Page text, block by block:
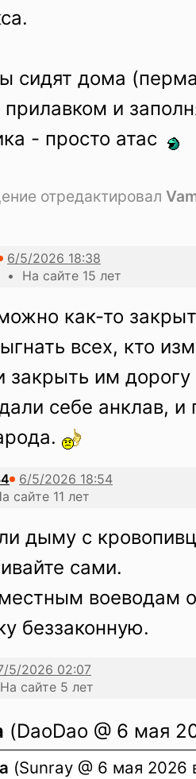
сидят дома
прилавком и
- просто атас
отредактировал
• На сайте 15 лет
как-то
всех, кто
закрыть им
себе анклав, и
сайте 11 лет
дыму с
сами.
воеводам
беззаконную.
сайте 5 лет
(DaoDao @ 6 мая
(Sunray @ 6 мая 2026